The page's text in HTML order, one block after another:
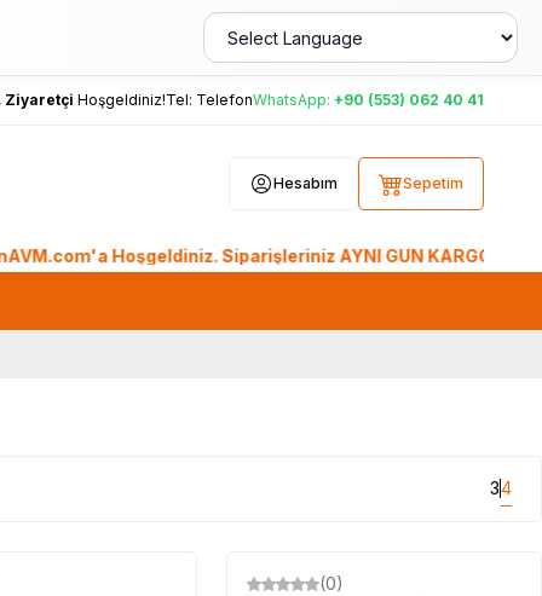
Ziyaretçi Hoşgeldiniz!Tel: TelefonWhatsApp: +90 (553) 062 40 41
Hesabım Sepetim
Hoşgeldiniz. Siparişleriniz AYNI GÜN KARGO'da.
34
%17
(0)